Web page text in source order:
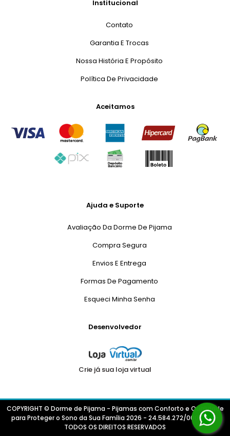
Institucional
Contato
Garantia E Trocas
Nossa História E Propósito
Política De Privacidade
Aceitamos
Ajuda e Suporte
Avaliação Da Dorme De Pijama
Compra Segura
Envios E Entrega
Formas De Pagamento
Esqueci Minha Senha
Desenvolvedor
Crie já sua loja virtual
COPYRIGHT © Dorme de Pijama - Pijamas com Conforto e Qualidade
para Proteger o Sono da Sua Família 2026 - 24.584.272/0001-44 -
TODOS OS DIREITOS RESERVADOS